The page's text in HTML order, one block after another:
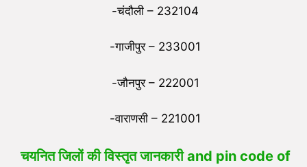
-चंदौली – 232104
-गाजीपुर – 233001
-जौनपुर – 222001
-वाराणसी – 221001
चयनित जिलों की विस्तृत जानकारी and pin code of